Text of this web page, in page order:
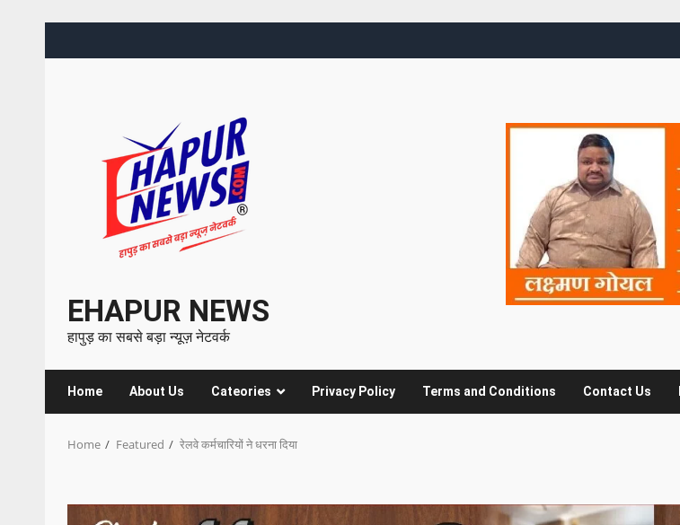
EHAPUR NEWS
हापुड़ का सबसे बड़ा न्यूज़ नेटवर्क
Home About Us Cateories Privacy Policy Terms and Conditions Contact Us
Home Featured रेलवे कर्मचारियों ने धरना दिया